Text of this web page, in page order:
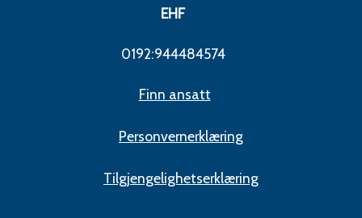
EHF
0192:944484574
Finn ansatt
Personvernerklæring
Tilgjengelighetserklæring